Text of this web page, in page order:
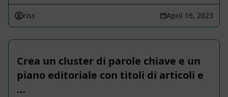
riss April 16, 2023
Crea un cluster di parole chiave e un
piano editoriale con titoli di articoli e
…